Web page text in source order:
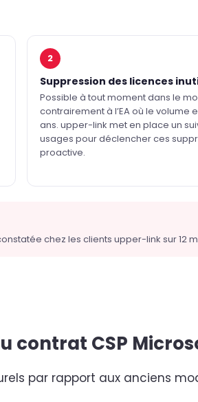
2
Suppression des licences
Possible à tout moment dans le
contrairement à l’EA où le volume
ans. upper-link met en place un
usages pour déclencher ces
proactive.
chez les clients upper-link sur 12
contrat CSP
par rapport aux anciens